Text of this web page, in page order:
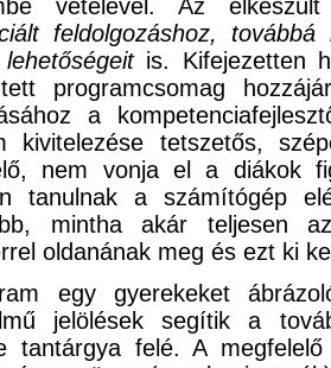
vételével. Az
feldolgozáshoz,
is. Kifejezetten
programcsomag
a
kivitelezése tetszetős,
nem vonja el a diákok
tanulnak a számítógép
mintha akár teljesen
oldanának meg és ezt ki
egy gyerekeket
jelölések segítik a
tantárgya felé. A